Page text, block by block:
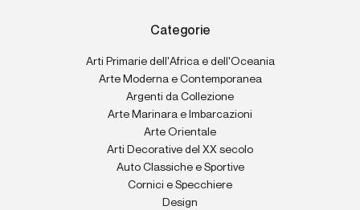
Categorie
Arti Primarie dell'Africa e dell'Oceania
Arte Moderna e Contemporanea
Argenti da Collezione
Arte Marinara e Imbarcazioni
Arte Orientale
Arti Decorative del XX secolo
Auto Classiche e Sportive
Cornici e Specchiere
Design